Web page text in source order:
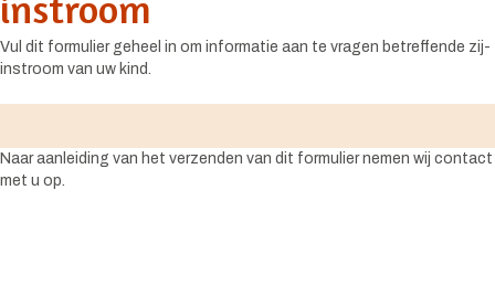
Vul dit formulier geheel in om informatie aan te vragen betreffende zij-
instroom van uw kind.
Naar aanleiding van het verzenden van dit formulier nemen wij contact
met u op.